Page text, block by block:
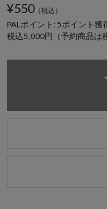
¥550（税込）
PALポイント: 5ポイント獲
税込5,000円（予約商品は